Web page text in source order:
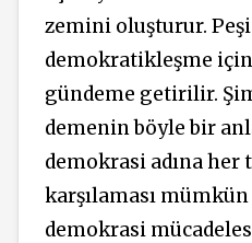
zemini oluşturur. Peşi
demokratikleşme
gündeme getirilir.
demenin böyle bir
demokrasi adına her
karşılaması
demokrasi